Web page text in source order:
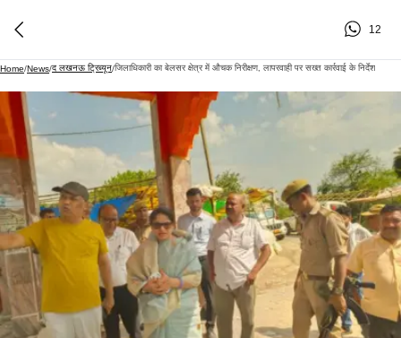
12
Home/News/द लखनऊ ट्रिब्यून/जिलाधिकारी का बेलसर क्षेत्र में औचक निरीक्षण, लापरवाही पर सख्त कार्रवाई के निर्देश